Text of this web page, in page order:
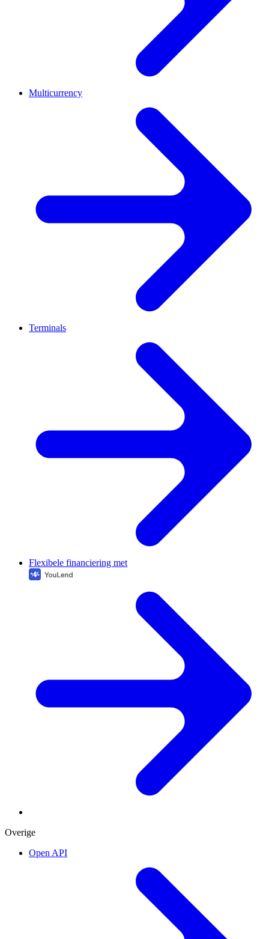
Multicurrency
Terminals
Flexibele financiering met
Overige
Open API